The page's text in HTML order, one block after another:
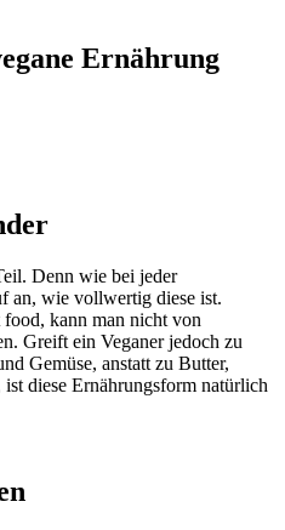
Ernährung
Denn wie bei jeder
an, wie vollwertig diese ist.
food, kann man nicht von
Greift ein Veganer jedoch zu
Gemüse, anstatt zu Butter,
diese Ernährungsform natürlich